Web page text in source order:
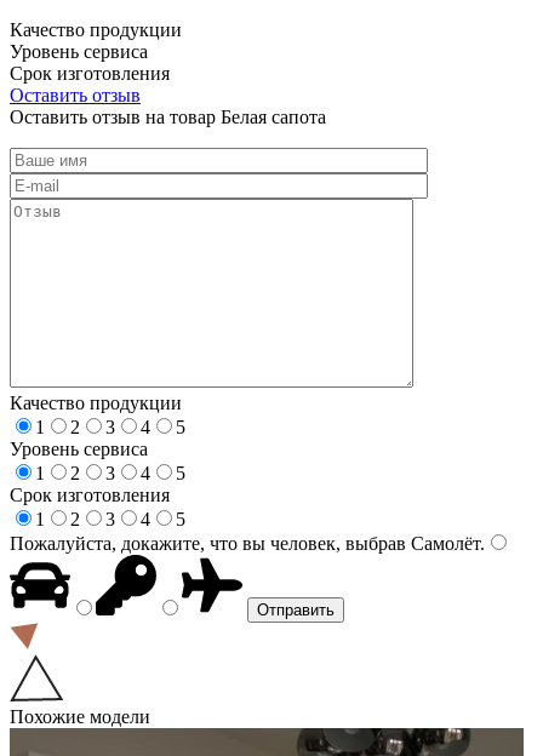
Качество продукции
Уровень сервиса
Срок изготовления
Оставить отзыв
Оставить отзыв на товар Белая сапота
Качество продукции
1
2 3 4
5
Уровень сервиса
1
2 3 4
5
Срок изготовления
1
2 3 4
5
Пожалуйста, докажите, что вы человек, выбрав Самолёт.
Похожие модели